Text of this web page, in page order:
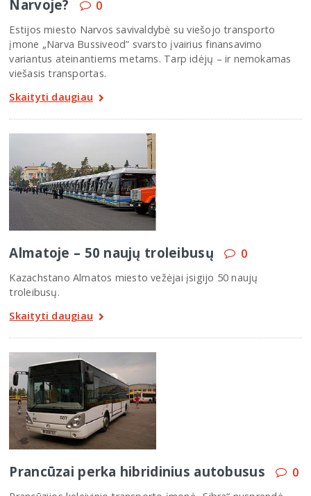
Narvoje? 0
Estijos miesto Narvos savivaldybė su viešojo transporto
įmone „Narva Bussiveod” svarsto įvairius finansavimo
variantus ateinantiems metams. Tarp idėjų – ir nemokamas
viešasis transportas.
Skaityti daugiau
Almatoje – 50 naujų troleibusų 0
Kazachstano Almatos miesto vežėjai įsigijo 50 naujų
troleibusų.
Skaityti daugiau
Prancūzai perka hibridinius autobusus 0